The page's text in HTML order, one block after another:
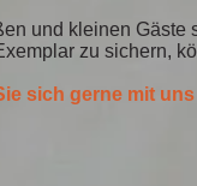
und kleinen Gäste
zu sichern,
sich gerne mit uns